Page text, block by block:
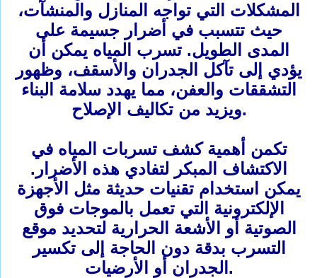
المشكلات التي تواجه المنازل والمنشآت،
حيث تتسبب في أضرار جسيمة على
المدى الطويل. تسرب المياه يمكن أن
يؤدي إلى تآكل الجدران والأسقف، وظهور
التشققات والعفن، مما يهدد سلامة البناء
ويزيد من تكاليف الإصلاح.
تكمن أهمية كشف تسربات المياه في
الاكتشاف المبكر لتفادي هذه الأضرار.
يمكن استخدام تقنيات حديثة مثل الأجهزة
الإلكترونية التي تعمل بالموجات فوق
الصوتية أو الأشعة الحرارية لتحديد موقع
التسرب بدقة دون الحاجة إلى تكسير
الجدران أو الأرضيات.